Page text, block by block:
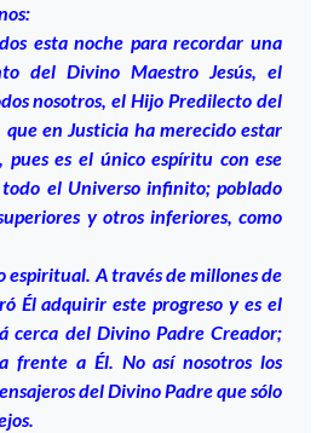
esta noche para recordar una
del Divino Maestro Jesús, el
nosotros, el Hijo Predilecto del
en Justicia ha merecido estar
es el único espíritu con ese
el Universo infinito; poblado
y otros inferiores, como
espiritual. A través de millones de
Él adquirir este progreso y es el
cerca del Divino Padre Creador;
frente a Él. No así nosotros los
del Divino Padre que sólo